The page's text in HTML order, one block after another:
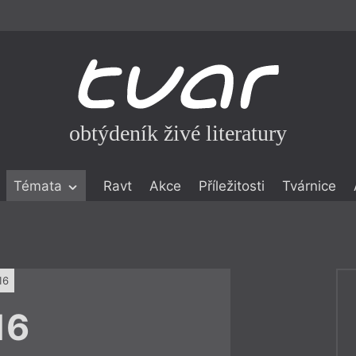
obtýdeník živé literatury
Témata Ravt Akce Příležitosti Tvárnice